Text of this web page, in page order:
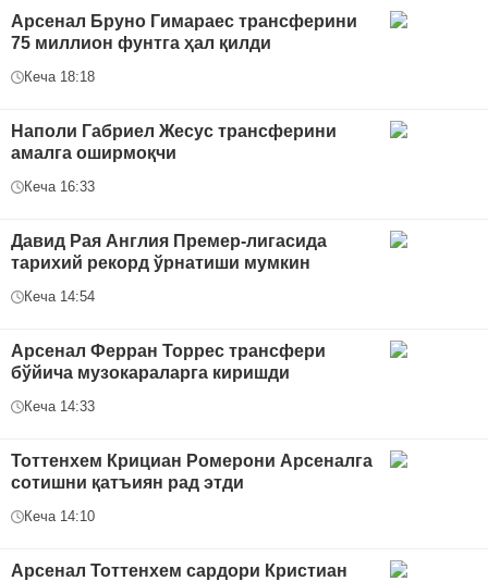
Арсенал Бруно Гимараес трансферини
75 миллион фунтга ҳал қилди
Кеча 18:18
Наполи Габриел Жесус трансферини
амалга оширмоқчи
Кеча 16:33
Давид Рая Англия Премер-лигасида
тарихий рекорд ўрнатиши мумкин
Кеча 14:54
Арсенал Ферран Торрес трансфери
бўйича музокараларга киришди
Кеча 14:33
Тоттенхем Крициан Ромерони Арсеналга
сотишни қатъиян рад этди
Кеча 14:10
Арсенал Тоттенхем сардори Кристиан